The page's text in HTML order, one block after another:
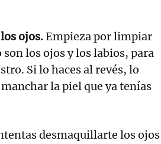
ojos.Empieza por limpiar
los ojos y los labios, para
Si lo haces al revés, lo
la piel que ya tenías
desmaquillarte los ojos